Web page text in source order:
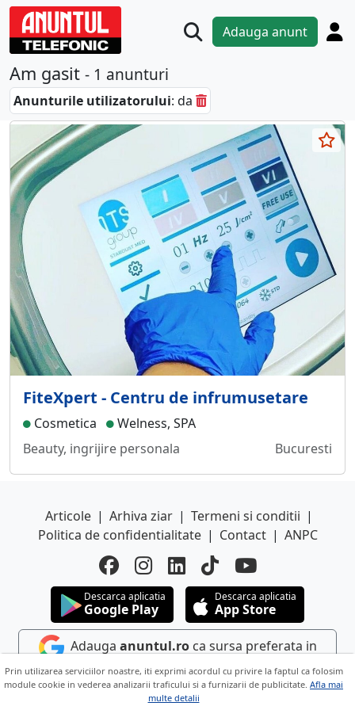
Adauga anunt
Am gasit - 1 anunturi
Anunturile utilizatorului: da
FiteXpert - Centru de infrumusetare
Cosmetica
Welness, SPA
Beauty, ingrijire personala
Bucuresti
Articole | Arhiva ziar | Termeni si conditii |
Politica de confidentialitate | Contact | ANPC
Descarca aplicatia
Google Play
Descarca aplicatia
App Store
Adauga anuntul.roca sursa preferata in
Google
Copyright © 2026 ANUNTUL TELEFONIC
Prin utilizarea serviciilor noastre, iti exprimi acordul cu privire la faptul ca folosim
module cookie in vederea analizarii traficului si a furnizarii de publicitate. Afla mai
multe detalii